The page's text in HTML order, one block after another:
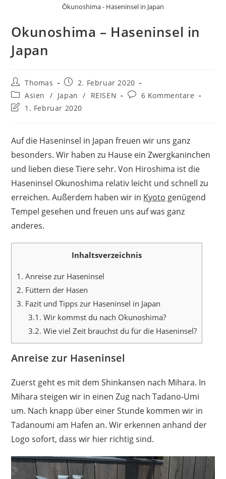
Ōkunoshima - Haseninsel in Japan
Okunoshima – Haseninsel in
Japan
Beitrags-
Autor:
Thomas
Beitrag
veröffentlicht:
2. Februar 2020
Beitrags-
Kategorie:
Asien / Japan / REISEN
Beitrags-
6 Kommentare
Beitrag
am:
1. Februar 2020
Auf die Haseninsel in Japan freuen wir uns ganz
besonders. Wir haben zu Hause ein Zwergkaninchen
und lieben diese Tiere sehr. Von Hiroshima ist die
Haseninsel Okunoshima relativ leicht und schnell zu
erreichen. Außerdem haben wir in Kyoto genügend
Tempel gesehen und freuen uns auf was ganz
anderes.
Inhaltsverzeichnis
1. Anreise zur Haseninsel
2. Füttern der Hasen
3. Fazit und Tipps zur Haseninsel in Japan
3.1. Wir kommst du nach Okunoshima?
3.2. Wie viel Zeit brauchst du für die Haseninsel?
Anreise zur Haseninsel
Zuerst geht es mit dem Shinkansen nach Mihara. In
Mihara steigen wir in einen Zug nach Tadano-Umi
um. Nach knapp über einer Stunde kommen wir in
Tadanoumi am Hafen an. Wir erkennen anhand der
Logo sofort, dass wir hier richtig sind.